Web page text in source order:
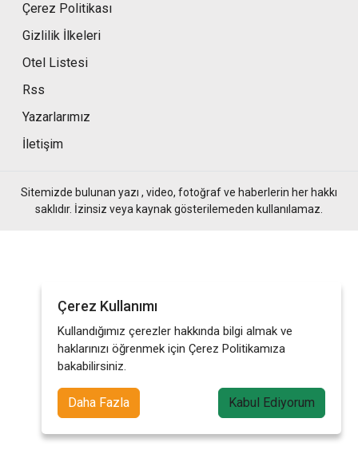
Çerez Politikası
Gizlilik İlkeleri
Otel Listesi
Rss
Yazarlarımız
İletişim
Sitemizde bulunan yazı , video, fotoğraf ve haberlerin her hakkı
saklıdır. İzinsiz veya kaynak gösterilemeden kullanılamaz.
Çerez Kullanımı
Kullandığımız çerezler hakkında bilgi almak ve
haklarınızı öğrenmek için Çerez Politikamıza
bakabilirsiniz.
Daha Fazla Kabul Ediyorum